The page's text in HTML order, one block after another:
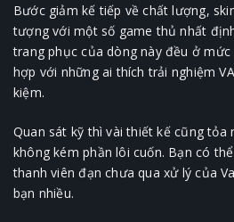
Bước giảm kế tiếp về chất lượng,
tượng với một số game thủ nhất
trang phục của dòng này đều ở mức
hợp với những ai thích trải nghiệm
kiệm.
Quan sát kỹ thì vài thiết kế cũng tỏa
không kém phần lôi cuốn. Bạn có
thanh viên đạn chưa qua xử lý của
bạn nhiều.